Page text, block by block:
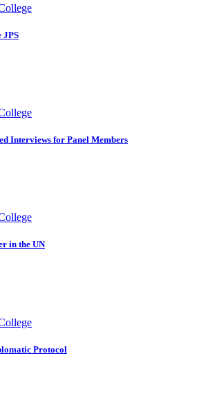
JPS
Interviews for Panel Members
in the UN
Protocol